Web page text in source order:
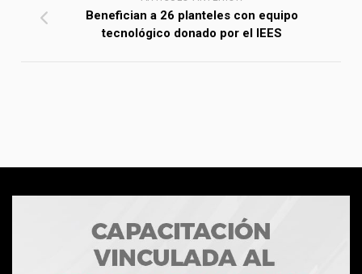
Benefician a 26 planteles con equipo
tecnológico donado por el IEES